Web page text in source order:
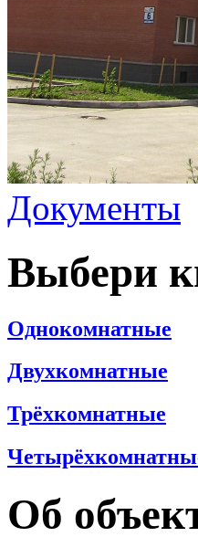
Документы
Выбери
Однокомнатные
Двухкомнатные
Трёхкомнатные
Об